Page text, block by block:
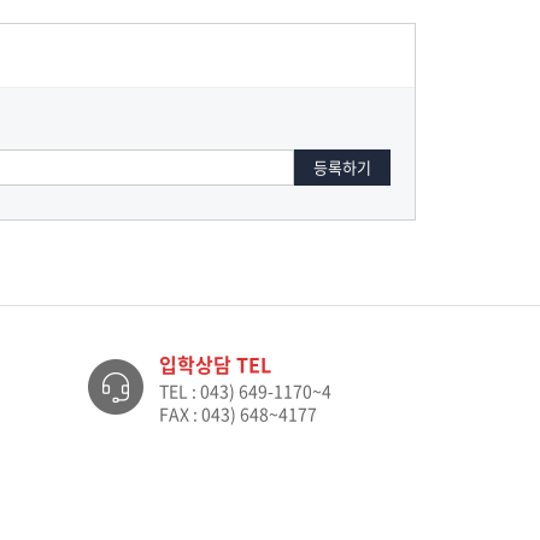
입학상담 TEL
TEL : 043) 649-1170~4
FAX : 043) 648~4177